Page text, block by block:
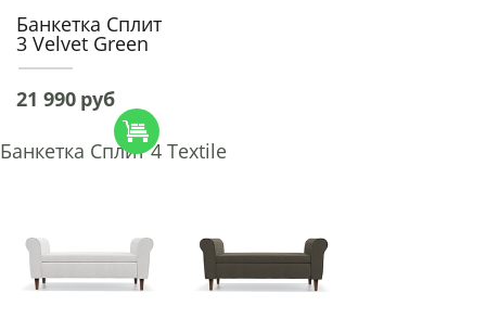
Банкетка Сплит
3 Velvet Green
21 990 руб
Банкетка Сплит 4 Textile